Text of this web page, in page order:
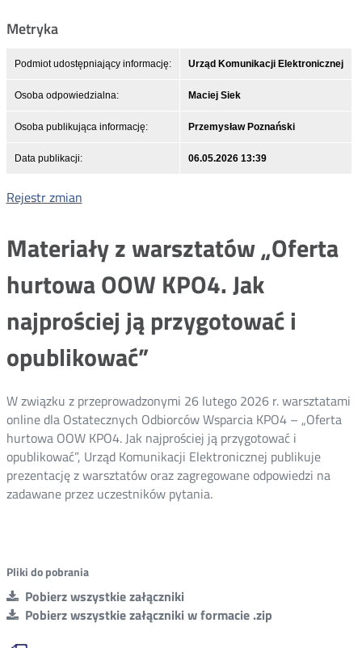
Metryka
Podmiot udostępniający informację: Urząd Komunikacji Elektronicznej
Osoba odpowiedzialna: Maciej Siek
Osoba publikująca informację: Przemysław Poznański
Data publikacji: 06.05.2026 13:39
Rejestr zmian
Materiały z warsztatów „Oferta
hurtowa OOW KPO4. Jak
najprościej ją przygotować i
opublikować”
W związku z przeprowadzonymi 26 lutego 2026 r. warsztatami
online dla Ostatecznych Odbiorców Wsparcia KPO4 – „Oferta
hurtowa OOW KPO4. Jak najprościej ją przygotować i
opublikować”, Urząd Komunikacji Elektronicznej publikuje
prezentację z warsztatów oraz zagregowane odpowiedzi na
zadawane przez uczestników pytania.
Pliki do pobrania
Pobierz wszystkie załączniki
Pobierz wszystkie załączniki w formacie .zip